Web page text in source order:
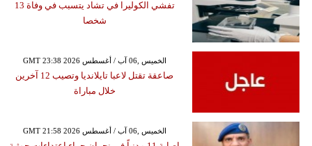
تفشي الكوليرا في تشاد يتسبب في وفاة 13
شخصا
GMT 23:38 2026 الخميس ,06 آب / أغسطس
صاعقة تقتل لاعبا تايلانديا وتصيب 12 آخرين
خلال مباراة
GMT 21:58 2026 الخميس ,06 آب / أغسطس